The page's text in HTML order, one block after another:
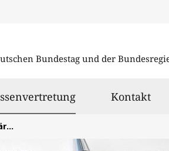
Bundestag und der
ausgewählt
Kontakt